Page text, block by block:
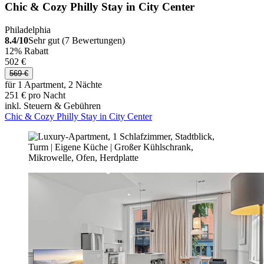
Chic & Cozy Philly Stay in City Center
Philadelphia
8.4/10Sehr gut (7 Bewertungen)
12% Rabatt
502 €
569 €
für 1 Apartment, 2 Nächte
251 € pro Nacht
inkl. Steuern & Gebühren
Chic & Cozy Philly Stay in City Center